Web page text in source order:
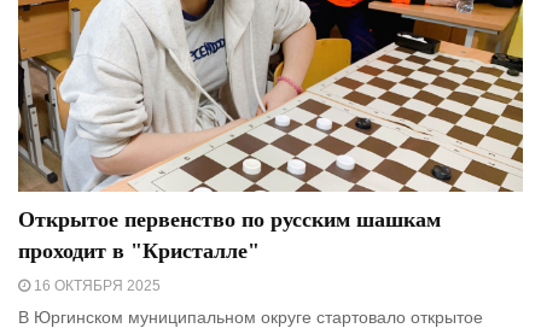
Открытое первенство по русским шашкам
проходит в "Кристалле"
16 ОКТЯБРЯ 2025
В Юргинском муниципальном округе стартовало открытое